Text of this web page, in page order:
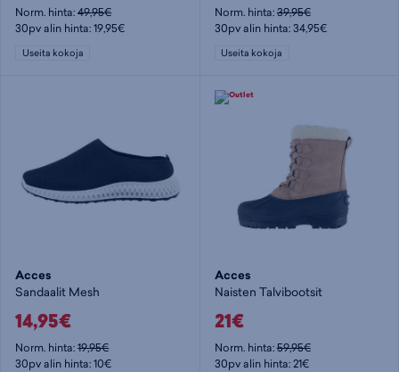
Norm. hinta:49,95€
30pv alin hinta: 19,95€
Useita kokoja
Norm. hinta:39,95€
30pv alin hinta: 34,95€
Useita kokoja
Acces
Sandaalit Mesh
14,95€
Norm. hinta:19,95€
30pv alin hinta: 10€
Acces
Naisten Talvibootsit
21€
Norm. hinta:59,95€
30pv alin hinta: 21€